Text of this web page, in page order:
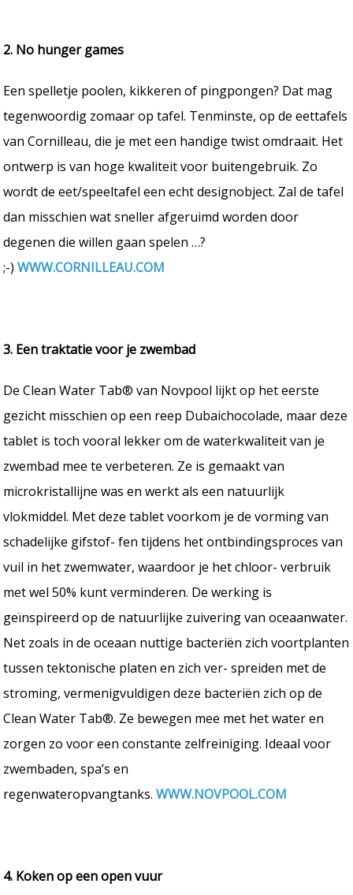
2. No hunger games
Een spelletje poolen, kikkeren of pingpongen? Dat mag
tegenwoordig zomaar op tafel. Tenminste, op de eettafels
van Cornilleau, die je met een handige twist omdraait. Het
ontwerp is van hoge kwaliteit voor buitengebruik. Zo
wordt de eet/speeltafel een echt designobject. Zal de tafel
dan misschien wat sneller afgeruimd worden door
degenen die willen gaan spelen …?
;-)WWW.CORNILLEAU.COM
3. Een traktatie voor je zwembad
De Clean Water Tab® van Novpool lijkt op het eerste
gezicht misschien op een reep Dubaichocolade, maar deze
tablet is toch vooral lekker om de waterkwaliteit van je
zwembad mee te verbeteren. Ze is gemaakt van
microkristallijne was en werkt als een natuurlijk
vlokmiddel. Met deze tablet voorkom je de vorming van
schadelijke gifstof- fen tijdens het ontbindingsproces van
vuil in het zwemwater, waardoor je het chloor- verbruik
met wel 50% kunt verminderen. De werking is
geïnspireerd op de natuurlijke zuivering van oceaanwater.
Net zoals in de oceaan nuttige bacteriën zich voortplanten
tussen tektonische platen en zich ver- spreiden met de
stroming, vermenigvuldigen deze bacteriën zich op de
Clean Water Tab®. Ze bewegen mee met het water en
zorgen zo voor een constante zelfreiniging. Ideaal voor
zwembaden, spa’s en
regenwateropvangtanks.WWW.NOVPOOL.COM
4. Koken op een open vuur